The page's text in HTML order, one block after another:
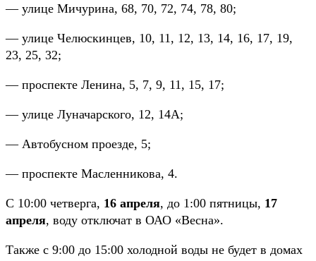
— улице Мичурина, 68, 70, 72, 74, 78, 80;
— улице Челюскинцев, 10, 11, 12, 13, 14, 16, 17, 19,
23, 25, 32;
— проспекте Ленина, 5, 7, 9, 11, 15, 17;
— улице Луначарского, 12, 14А;
— Автобусном проезде, 5;
— проспекте Масленникова, 4.
С 10:00 четверга, 16 апреля, до 1:00 пятницы, 17
апреля, воду отключат в ОАО «Весна».
Также с 9:00 до 15:00 холодной воды не будет в домах